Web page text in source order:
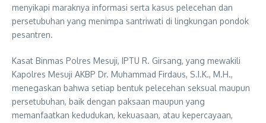
menyikapi maraknya informasi serta kasus pelecehan dan
persetubuhan yang menimpa santriwati di lingkungan pondok
pesantren.
Kasat Binmas Polres Mesuji, IPTU R. Girsang, yang mewakili
Kapolres Mesuji AKBP Dr. Muhammad Firdaus, S.I.K., M.H.,
menegaskan bahwa setiap bentuk pelecehan seksual maupun
persetubuhan, baik dengan paksaan maupun yang
memanfaatkan kedudukan, kekuasaan, atau kepercayaan,